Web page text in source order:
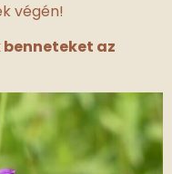
végén!
az